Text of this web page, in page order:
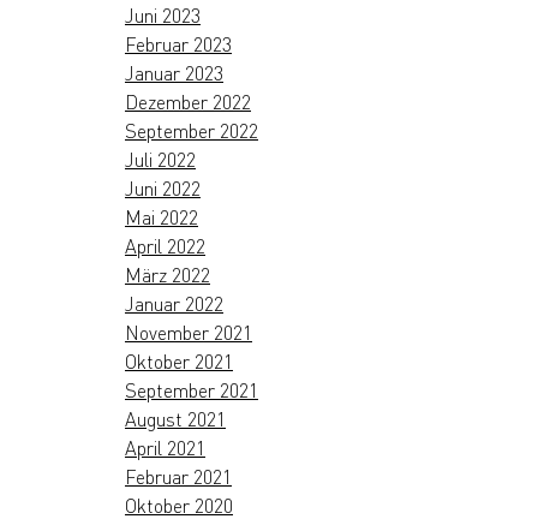
Juni 2023
Februar 2023
Januar 2023
Dezember 2022
September 2022
Juli 2022
Juni 2022
Mai 2022
April 2022
März 2022
Januar 2022
November 2021
Oktober 2021
September 2021
August 2021
April 2021
Februar 2021
Oktober 2020